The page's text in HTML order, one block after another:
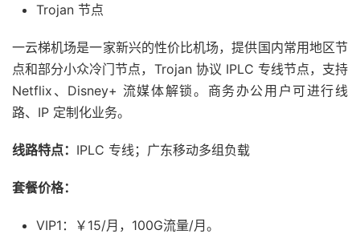
Trojan 节点
一云梯机场是一家新兴的性价比机场，提供国内常用地区节
点和部分小众冷门节点，Trojan 协议 IPLC 专线节点，支持
Netflix、Disney+ 流媒体解锁。商务办公用户可进行线
路、IP 定制化业务。
线路特点： IPLC 专线；广东移动多组负载
套餐价格：
VIP1：￥15/月，100G流量/月。